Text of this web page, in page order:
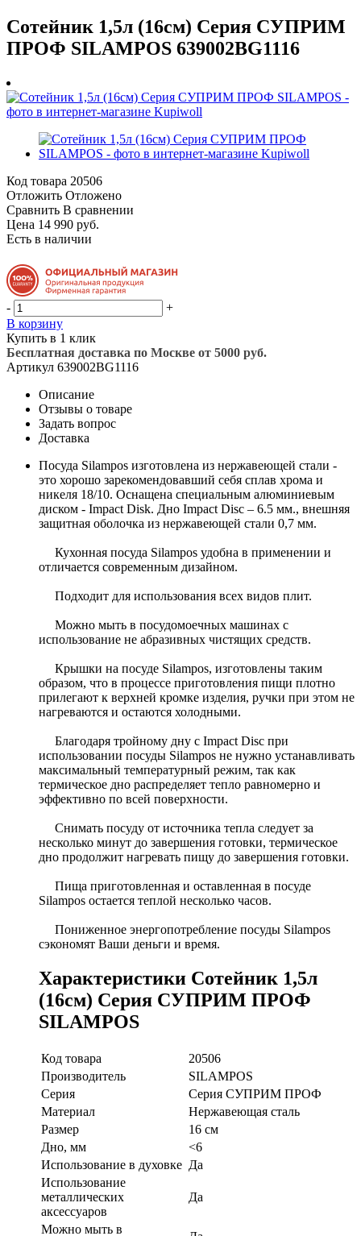
Сотейник 1,5л (16см) Серия СУПРИМ
ПРОФ SILAMPOS 639002BG1116
Код товара 20506
Отложить Отложено
Сравнить В сравнении
Цена 14 990 руб.
Есть в наличии
-
+
В корзину
Купить в 1 клик
Бесплатная доставка по Москве от 5000 руб.
Артикул 639002BG1116
Описание
Отзывы о товаре
Задать вопрос
Доставка
Посуда Silampos изготовлена из нержавеющей стали -
это хорошо зарекомендовавший себя сплав хрома и
никеля 18/10. Оснащена специальным алюминиевым
диском - Impact Disk. Дно Impact Disc – 6.5 мм., внешняя
защитная оболочка из нержавеющей стали 0,7 мм.
Кухонная посуда Silampos удобна в применении и
отличается современным дизайном.
Подходит для использования всех видов плит.
Можно мыть в посудомоечных машинах с
использование не абразивных чистящих средств.
Крышки на посуде Silampos, изготовлены таким
образом, что в процессе приготовления пищи плотно
прилегают к верхней кромке изделия, ручки при этом не
нагреваются и остаются холодными.
Благодаря тройному дну с Impact Disc при
использовании посуды Silampos не нужно устанавливать
максимальный температурный режим, так как
термическое дно распределяет тепло равномерно и
эффективно по всей поверхности.
Снимать посуду от источника тепла следует за
несколько минут до завершения готовки, термическое
дно продолжит нагревать пищу до завершения готовки.
Пища приготовленная и оставленная в посуде
Silampos остается теплой несколько часов.
Пониженное энергопотребление посуды Silampos
сэкономят Ваши деньги и время.
Характеристики Сотейник 1,5л
(16см) Серия СУПРИМ ПРОФ
SILAMPOS
Код товара
20506
Производитель
SILAMPOS
Серия
Серия СУПРИМ ПРОФ
Материал
Нержавеющая сталь
Размер
16 см
Дно, мм
<6
Использование в духовке Да
Использование
металлических
аксессуаров
Да
Можно мыть в